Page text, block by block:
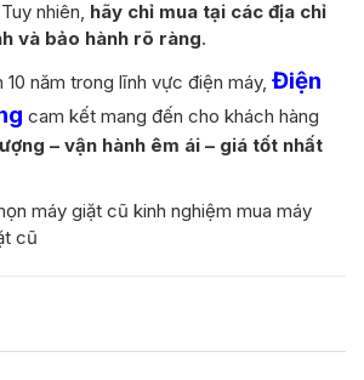
nhiên, hãy chỉ mua tại các địa chỉ
và bảo hành rõ ràng.
10 năm trong lĩnh vực điện máy, Điện
cam kết mang đến cho khách hàng
– vận hành êm ái – giá tốt nhất
máy giặt cũ kinh nghiệm mua máy
cũ